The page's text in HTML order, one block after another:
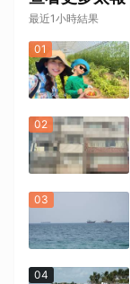
最近1小時結果
01
02
03
04